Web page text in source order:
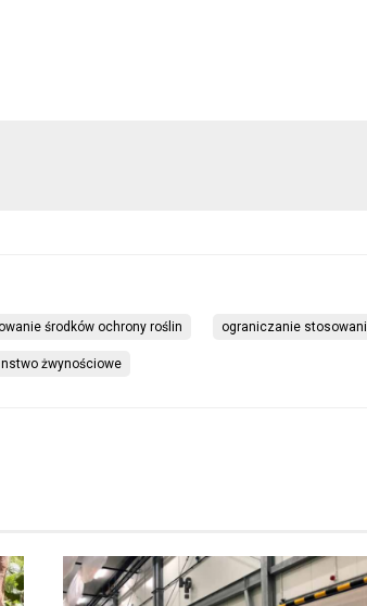
środków ochrony roślin ograniczanie
żwynościowe